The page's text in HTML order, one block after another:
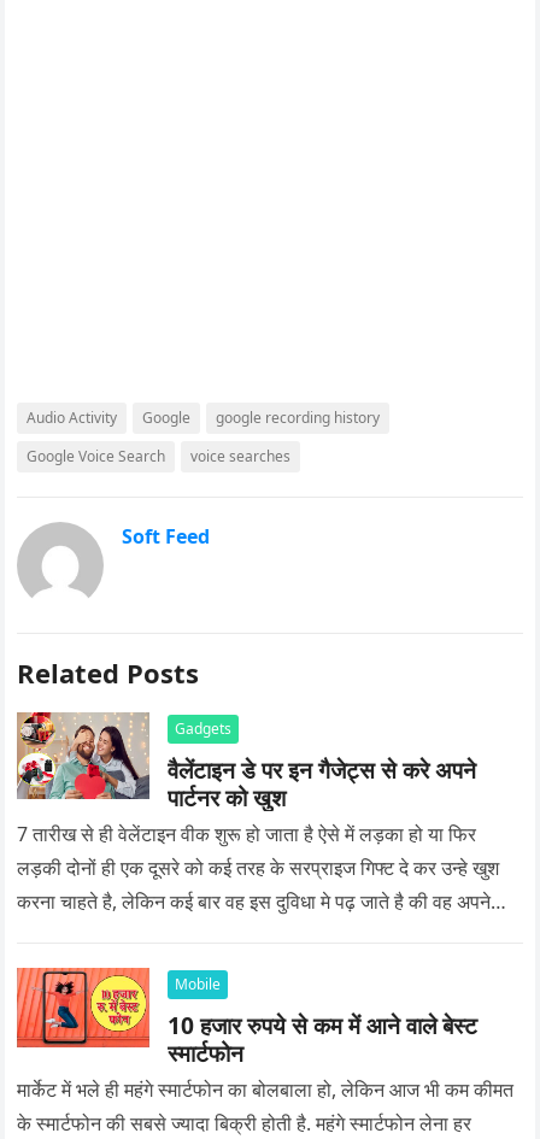
Audio Activity Google
google recording history
Google Voice Search
voice searches
Soft Feed
Related Posts
Gadgets
वैलेंटाइन डे पर इन गैजेट्स से करे अपने
पार्टनर को खुश
7 तारीख से ही वेलेंटाइन वीक शुरू हो जाता है ऐसे में लड़का हो या फिर
लड़की दोनों ही एक दूसरे को कई तरह के सरप्राइज गिफ्ट दे कर उन्हे खुश
करना चाहते है, लेकिन कई बार वह इस दुविधा मे पढ़ जाते है की वह अपने
Mobile
10 हजार रुपये से कम में आने वाले बेस्ट
स्मार्टफोन
मार्केट में भले ही महंगे स्मार्टफोन का बोलबाला हो, लेकिन आज भी कम कीमत
के स्मार्टफोन की सबसे ज्यादा बिक्री होती है. महंगे स्मार्टफोन लेना हर